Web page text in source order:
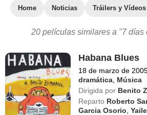
Home Noticias Tráilers y Vídeos
20 películas similares a "7 días
Habana Blues
18 de marzo de
dramática Música
Dirigida por Benito
Reparto Roberto
Garcia Osorio ,